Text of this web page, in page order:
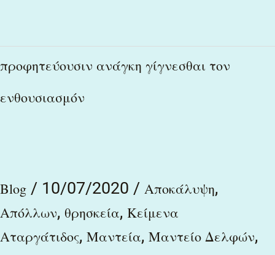
προφητεύουσιν ανάγκη γίγνεσθαι τον
ενθουσιασμόν
Blog / 10/07/2020 / Αποκάλυψη,
Απόλλων, θρησκεία, Κείμενα
Αταργάτιδος, Μαντεία, Μαντείο Δελφών,
προφητεύουσιν
γίγνεσθαι